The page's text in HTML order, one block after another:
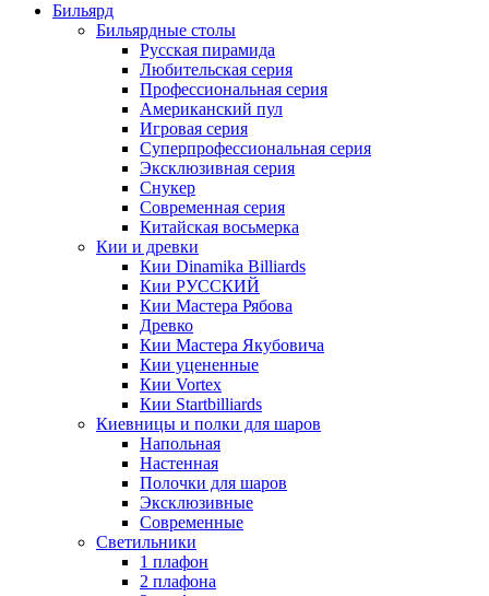
Бильярд
Бильярдные столы
Русская пирамида
Любительская серия
Профессиональная серия
Американский пул
Игровая серия
Суперпрофессиональная серия
Эксклюзивная серия
Снукер
Современная серия
Китайская восьмерка
Кии и древки
Кии Dinamika Billiards
Кии РУССКИЙ
Кии Мастера Рябова
Древко
Кии Мастера Якубовича
Кии уцененные
Кии Vortex
Кии Startbilliards
Киевницы и полки для шаров
Напольная
Настенная
Полочки для шаров
Эксклюзивные
Современные
Светильники
1 плафон
2 плафона